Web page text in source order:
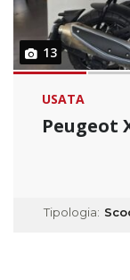
13
USATA
Tipologia: